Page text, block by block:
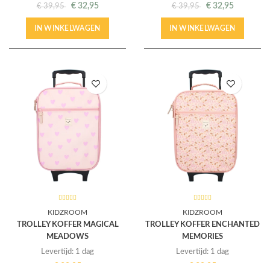
€39,95 € 32,95
IN WINKELWAGEN
€39,95 € 32,95
IN WINKELWAGEN
KIDZROOM
TROLLEY KOFFER MAGICAL
MEADOWS
Levertijd: 1 dag
KIDZROOM
TROLLEY KOFFER ENCHANTED
MEMORIES
Levertijd: 1 dag